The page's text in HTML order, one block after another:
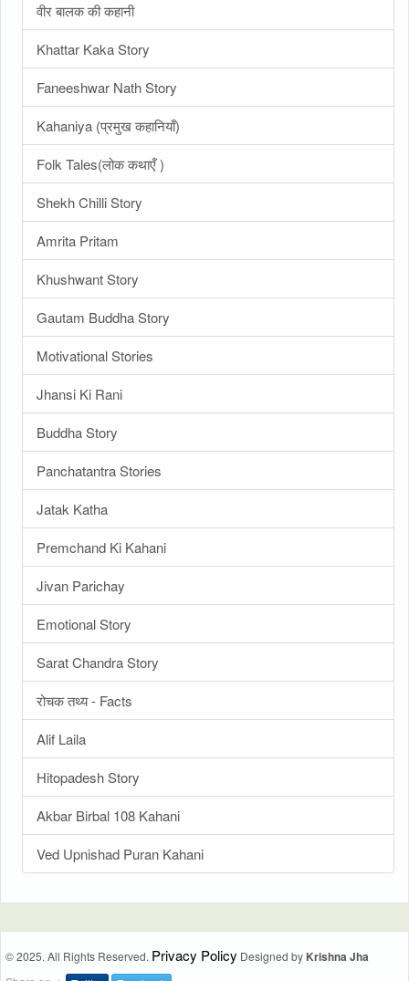
वीर बालक की कहानी
Khattar Kaka Story
Faneeshwar Nath Story
Kahaniya (प्रमुख कहानियाँ)
Folk Tales(लोक कथाएँ )
Shekh Chilli Story
Amrita Pritam
Khushwant Story
Gautam Buddha Story
Motivational Stories
Jhansi Ki Rani
Buddha Story
Panchatantra Stories
Jatak Katha
Premchand Ki Kahani
Jivan Parichay
Emotional Story
Sarat Chandra Story
रोचक तथ्य - Facts
Alif Laila
Hitopadesh Story
Akbar Birbal 108 Kahani
Ved Upnishad Puran Kahani
© 2025. All Rights Reserved. Privacy Policy Designed by Krishna Jha